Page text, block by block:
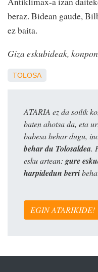
beraz. Bidean gaude,
ez baita.
Giza eskubideak,
TOLOSA
ATARIA ez da soilik
baten ahotsa da, eta
babesa behar dugu,
behar du Tolosaldea.
esku artean: gure
harpidedun berri
EGIN ATARIKIDE!